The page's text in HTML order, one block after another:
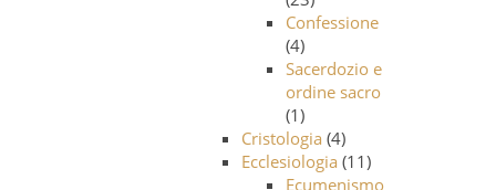
Confessione
(4)
Sacerdozio e
ordine sacro
(1)
Cristologia (4)
Ecclesiologia (11)
Ecumenismo